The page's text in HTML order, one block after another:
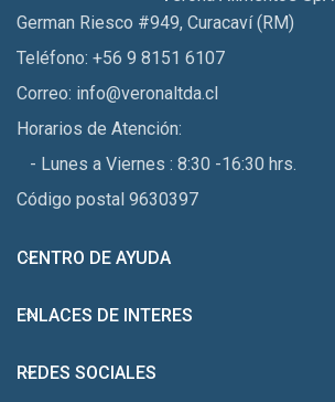
German Riesco #949, Curacaví (RM)
Teléfono: +56 9 8151 6107
Correo: info@veronaltda.cl
Horarios de Atención:
- Lunes a Viernes : 8:30 -16:30 hrs.
Código postal 9630397
CENTRO DE AYUDA
ENLACES DE INTERES
REDES SOCIALES